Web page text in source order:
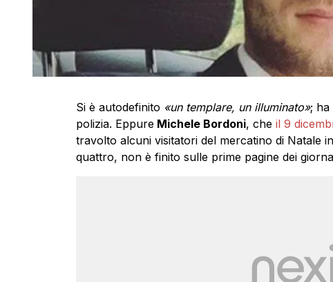
Si è autodefinito «un templare, un illuminato»; ha
polizia. EppureMichele Bordoni, che il 9
travolto alcuni visitatori del mercatino di Natale
quattro, non è finito sulle prime pagine dei